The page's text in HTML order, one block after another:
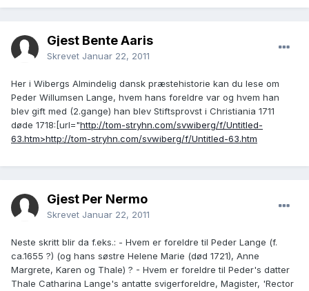
Gjest Bente Aaris
Skrevet Januar 22, 2011
Her i Wibergs Almindelig dansk præstehistorie kan du lese om
Peder Willumsen Lange, hvem hans foreldre var og hvem han
blev gift med (2.gange) han blev Stiftsprovst i Christiania 1711
døde 1718:[url="http://tom-stryhn.com/svwiberg/f/Untitled-
63.htm>http://tom-stryhn.com/svwiberg/f/Untitled-63.htm
Gjest Per Nermo
Skrevet Januar 22, 2011
Neste skritt blir da f.eks.: - Hvem er foreldre til Peder Lange (f.
ca.1655 ?) (og hans søstre Helene Marie (død 1721), Anne
Margrete, Karen og Thale) ? - Hvem er foreldre til Peder's datter
Thale Catharina Lange's antatte svigerforeldre, Magister, 'Rector